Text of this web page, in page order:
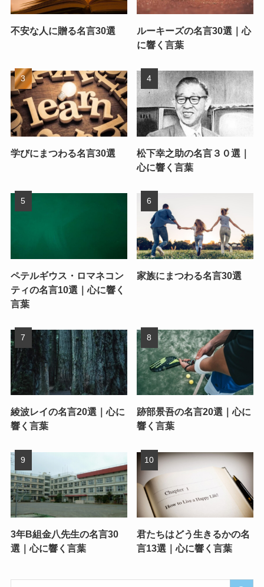
不安な人に贈る名言30選
ルーキーズの名言30選｜心
に響く言葉
学びにまつわる名言30選
松下幸之助の名言３０選｜
心に響く言葉
ペテルギウス・ロマネコン
ティの名言10選｜心に響く
言葉
家族にまつわる名言30選
綾波レイの名言20選｜心に
響く言葉
跡部景吾の名言20選｜心に
響く言葉
3年B組金八先生の名言30
選｜心に響く言葉
君たちはどう生きるかの名
言13選｜心に響く言葉